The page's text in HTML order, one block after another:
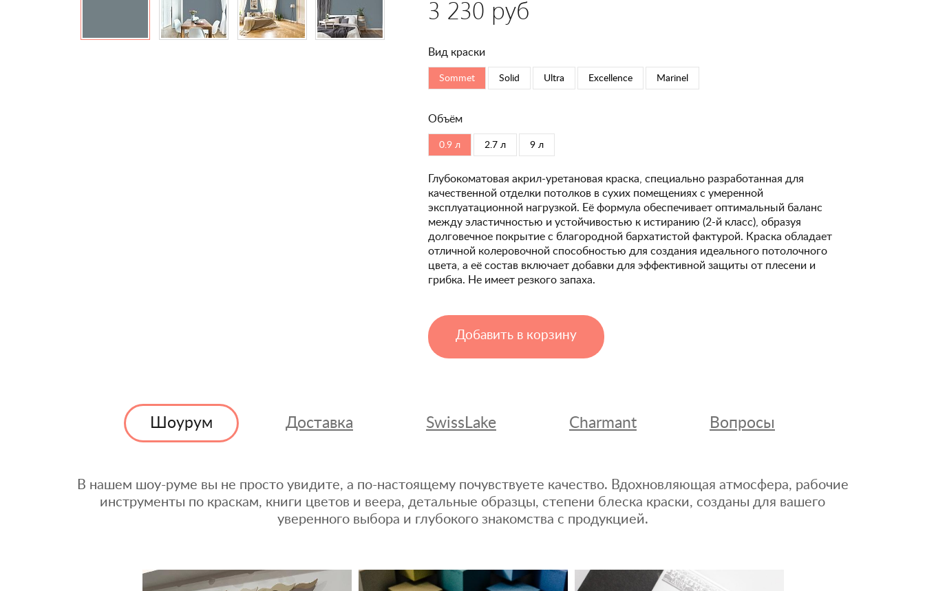
3 230 руб
Вид краски
Sommet Solid Ultra Excellence Marinel
Объём
0.9 л 2.7 л 9 л
Глубокоматовая акрил-уретановая краска, специально разработанная для
качественной отделки потолков в сухих помещениях с умеренной
эксплуатационной нагрузкой. Её формула обеспечивает оптимальный баланс
между эластичностью и устойчивостью к истиранию (2-й класс), образуя
долговечное покрытие с благородной бархатистой фактурой. Краска обладает
отличной колеровочной способностью для создания идеального потолочного
цвета, а её состав включает добавки для эффективной защиты от плесени и
грибка. Не имеет резкого запаха.
Добавить в корзину
Шоурум Доставка SwissLake Charmant Вопросы
В нашем шоу-руме вы не просто увидите, а по-настоящему почувствуете качество. Вдохновляющая атмосфера, рабочие
инструменты по краскам, книги цветов и веера, детальные образцы, степени блеска краски, созданы для вашего
уверенного выбора и глубокого знакомства с продукцией.